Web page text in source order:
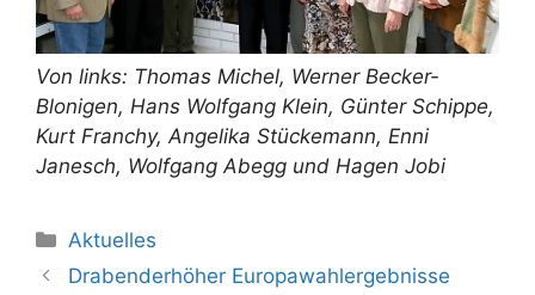
Von links: Thomas Michel, Werner Becker-
Blonigen, Hans Wolfgang Klein, Günter Schippe,
Kurt Franchy, Angelika Stückemann, Enni
Janesch, Wolfgang Abegg und Hagen Jobi
Kategorien
Aktuelles
Drabenderhöher Europawahlergebnisse